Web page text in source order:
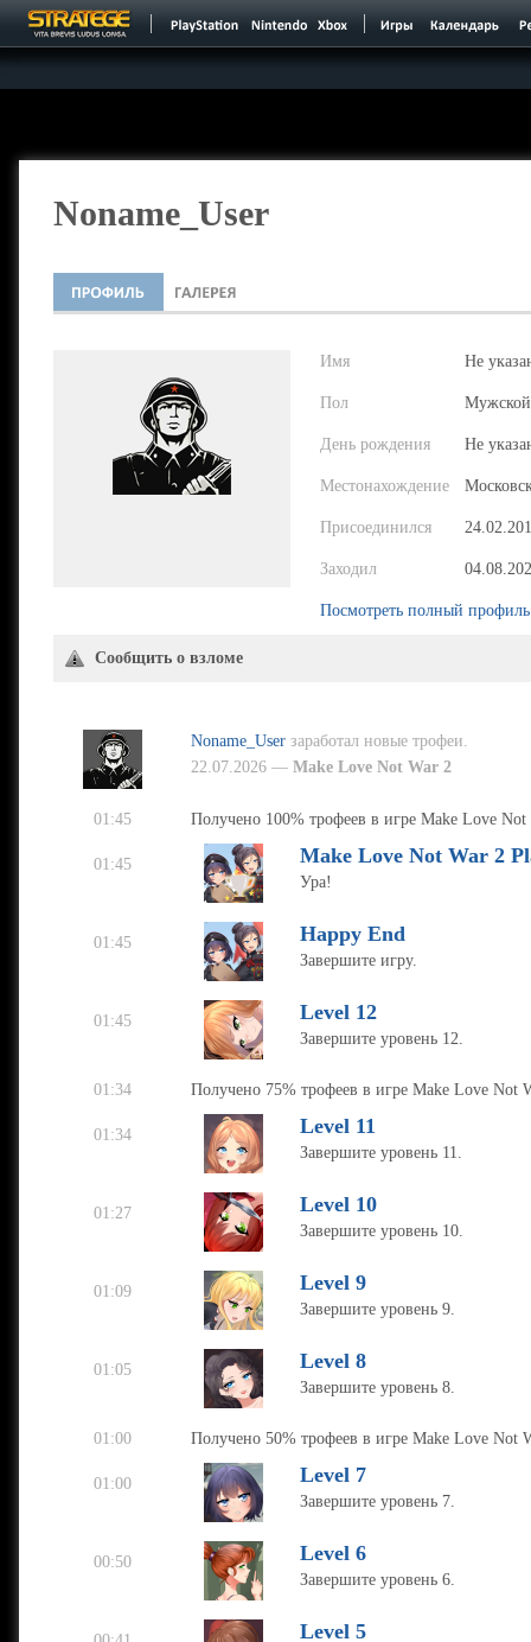
Noname_User
Имя Не
Пол Мужской
День рождения Не
Местонахождение
Присоединился
Заходил
Посмотреть полный профиль
Сообщить о взломе
Noname_User заработал новые трофеи.
22.07.2026 —Make Love Not War 2
01:45 Получено 100% трофеев в игре Make Love
01:45 Make Love Not War 2
Ура!
01:45 Happy End
Завершите игру.
01:45 Level 12
Завершите уровень 12.
01:34 Получено 75% трофеев в игре Make Love Not
01:34 Level 11
Завершите уровень 11.
01:27 Level 10
Завершите уровень 10.
01:09 Level 9
Завершите уровень 9.
01:05 Level 8
Завершите уровень 8.
01:00 Получено 50% трофеев в игре Make Love Not
01:00 Level 7
Завершите уровень 7.
00:50 Level 6
Завершите уровень 6.
Level 5